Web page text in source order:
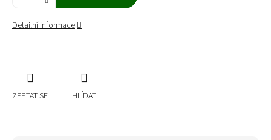
Detailní informace
ZEPTAT SE HLÍDAT